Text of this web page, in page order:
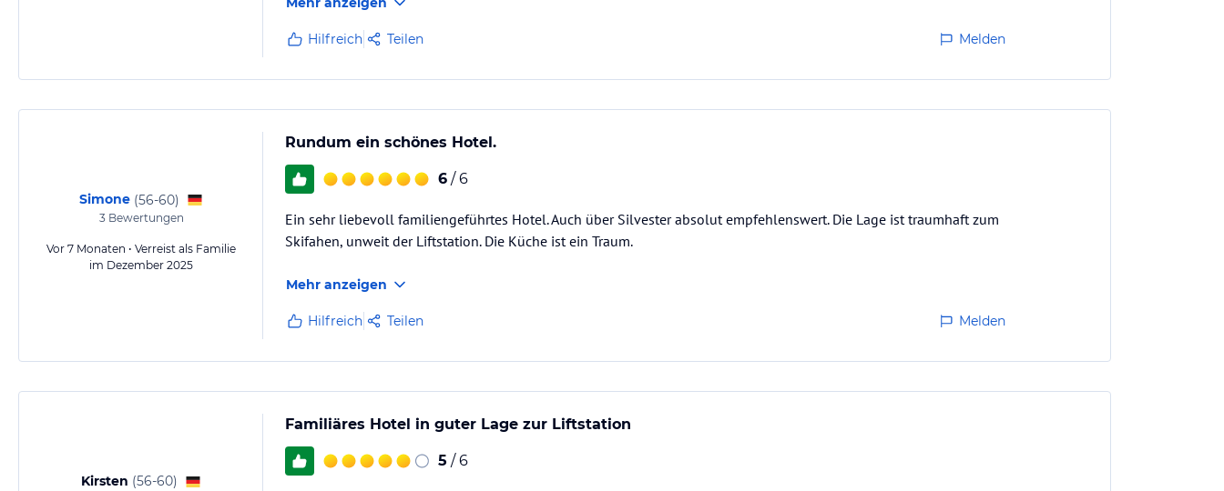
fühlt…
Hilfreich Teilen Melden
Simone (56-60)
3Bewertungen
Vor 7 Monaten • Verreist als Familie
im Dezember 2025
Rundum ein schönes Hotel.
6 / 6
Ein sehr liebevoll familiengeführtes Hotel. Auch über Silvester absolut empfehlenswert. Die Lage ist traumhaft zum
Skifahen, unweit der Liftstation. Die Küche ist ein Traum.
Mehr anzeigen
Hilfreich Teilen Melden
Kirsten (56-60)
Familiäres Hotel in guter Lage zur Liftstation
5 / 6